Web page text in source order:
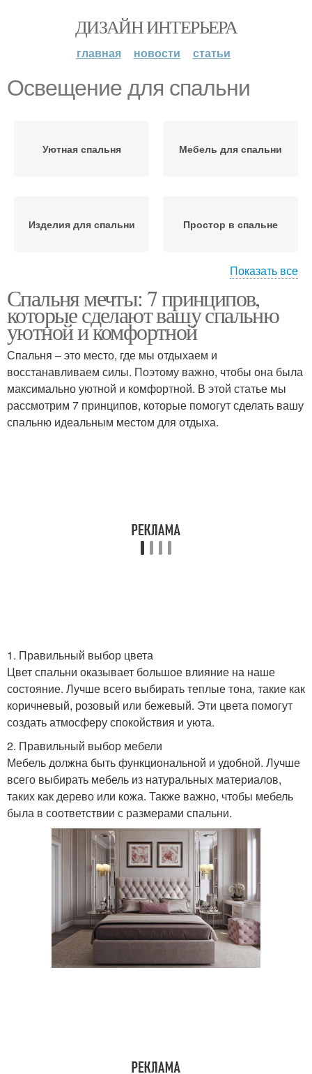
ДИЗАЙН ИНТЕРЬЕРА
главная новости статьи
Освещение для спальни
Уютная спальня Мебель для спальни
Изделия для спальни Простор в спальне
Атмосфера в спальне Порядок в спальне
Стиль для уютной
спальни
Матрас для уютной
спальни
Освещение в спальне
Показать все
Спальня мечты: 7 принципов,
которые сделают вашу спальню
уютной и комфортной
Спальня – это место, где мы отдыхаем и
восстанавливаем силы. Поэтому важно, чтобы она была
максимально уютной и комфортной. В этой статье мы
рассмотрим 7 принципов, которые помогут сделать вашу
спальню идеальным местом для отдыха.
1. Правильный выбор цвета
Цвет спальни оказывает большое влияние на наше
состояние. Лучше всего выбирать теплые тона, такие как
коричневый, розовый или бежевый. Эти цвета помогут
создать атмосферу спокойствия и уюта.
2. Правильный выбор мебели
Мебель должна быть функциональной и удобной. Лучше
всего выбирать мебель из натуральных материалов,
таких как дерево или кожа. Также важно, чтобы мебель
была в соответствии с размерами спальни.